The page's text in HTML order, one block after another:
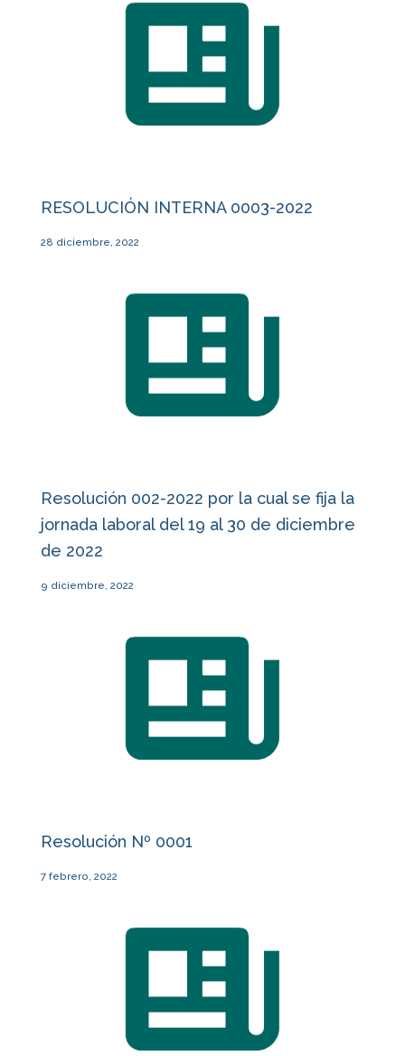
RESOLUCIÓN INTERNA 0003-2022
28 diciembre, 2022
Resolución 002-2022 por la cual se fija la
jornada laboral del 19 al 30 de diciembre
de 2022
9 diciembre, 2022
Resolución Nº 0001
7 febrero, 2022